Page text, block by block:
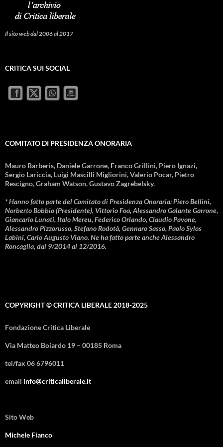
Il sito web dal 2006 al 2017
CRITICA SUI SOCIAL
COMITATO DI PRESIDENZA ONORARIA
Mauro Barberis, Daniele Garrone, Franco Grillini, Piero Ignazi,
Sergio Lariccia, Luigi Mascilli Migliorini, Valerio Pocar, Pietro
Rescigno, Graham Watson, Gustavo Zagrebelsky.
* Hanno fatto parte del Comitato di Presidenza Onoraria: Piero Bellini,
Norberto Bobbio (Presidente), Vittorio Foa, Alessandro Galante Garrone,
Giancarlo Lunati, Italo Mereu, Federico Orlando, Claudio Pavone,
Alessandro Pizzorusso, Stefano Rodotà, Gennaro Sasso, Paolo Sylos
Labini, Carlo Augusto Viano. Ne ha fatto parte anche Alessandro
Roncaglia, dal 9/2014 al 12/2016.
COPYRIGHT © CRITICA LIBERALE 2018-2025
Fondazione Critica Liberale
Via Matteo Boiardo 19 – 00185 Roma
tel/fax 06 6796011
email info@criticaliberale.it
Sito Web
Michele Fianco